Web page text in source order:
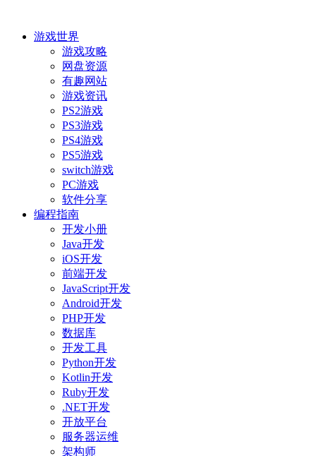
游戏世界
游戏攻略
网盘资源
有趣网站
游戏资讯
PS2游戏
PS3游戏
PS4游戏
PS5游戏
switch游戏
PC游戏
软件分享
编程指南
开发小册
Java开发
iOS开发
前端开发
JavaScript开发
Android开发
PHP开发
数据库
开发工具
Python开发
Kotlin开发
Ruby开发
.NET开发
开放平台
服务器运维
架构师